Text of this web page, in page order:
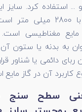
و ... استفاده کرد.
مغناطیسی برابر با 2800
مغناطیسی
به بدنه یا ستون آن
دائمی یا شناور قرار
آن در گاز مایع
سطح سنج